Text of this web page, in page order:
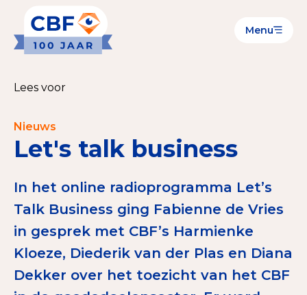
Menu
Goede Doelen
CBF-Erkenning aanvragen
Publiek
Veilig geven met het CBF-keurmerk
Check het CBF-keurmerk van een goed doel
Download de Geef Gerust Checklist
Lees voor
Nieuws
Let's talk business
In het online radioprogramma Let’s
Talk Business ging Fabienne de Vries
in gesprek met CBF’s Harmienke
Kloeze, Diederik van der Plas en Diana
Dekker over het toezicht van het CBF